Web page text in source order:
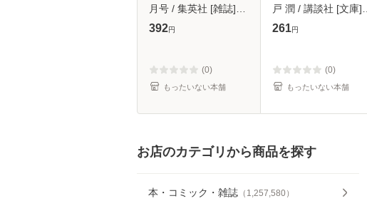
月号 / 集英社 [雑誌]
【メール便送料無料】
392円
(0)
もったいない本舗
戸 潤 / 講談社 [文庫]
【メール便送料無料】
261円
(0)
もったいない本舗
お店のカテゴリから商品を探す
本・コミック・雑誌 （ 1,257,580）